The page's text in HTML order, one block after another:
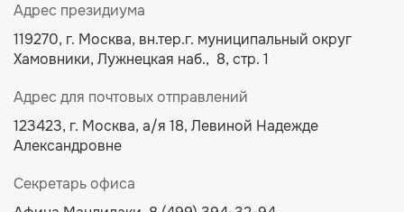
Адрес президиума
119270, г. Москва, вн.тер.г. муниципальный округ
Хамовники, Лужнецкая наб., 8, стр. 1
Адрес для почтовых отправлений
123423, г. Москва, а/я 18, Левиной Надежде
Александровне
Секретарь офиса